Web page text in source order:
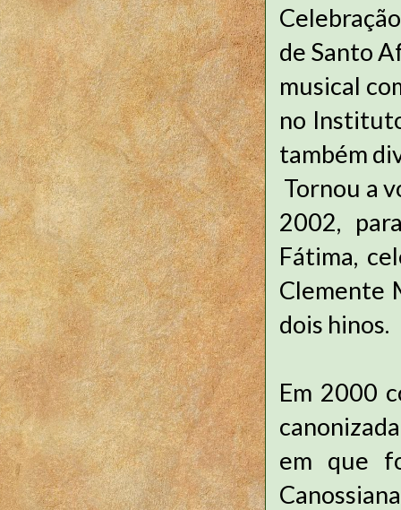
de Santo
musical
no
também
Tornou a
2002,
Fátima,
Clemente
dois hinos.
Em 2000
em que